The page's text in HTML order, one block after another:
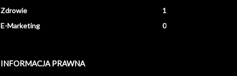
Zdrowie
1
E-Marketing
0
INFORMACJA PRAWNA